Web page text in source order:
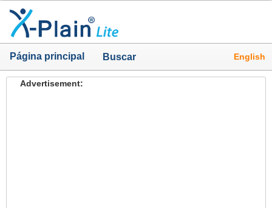
Página principal Buscar English
Advertisement: